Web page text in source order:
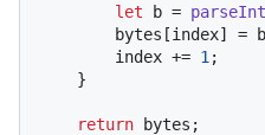
let b = parseInt
        index +=
1 ;
return bytes;